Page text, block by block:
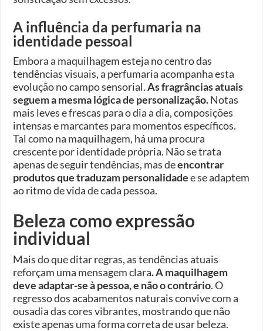
A influência da perfumaria na
identidade pessoal
Embora a maquilhagem esteja no centro das
tendências visuais, a perfumaria acompanha esta
evolução no campo sensorial.As fragrâncias atuais
seguem a mesma lógica de personalização.Notas
mais leves e frescas para o dia a dia, composições
intensas e marcantes para momentos específicos.
Tal como na maquilhagem, há uma procura
crescente por identidade própria. Não se trata
apenas de seguir tendências, mas deencontrar
produtos que traduzam personalidadee se adaptem
ao ritmo de vida de cada pessoa.
Beleza como expressão
individual
Mais do que ditar regras, as tendências atuais
reforçam uma mensagem clara. A maquilhagem
deve adaptar-se à pessoa, e não o contrário. O
regresso dos acabamentos naturais convive com a
ousadia das cores vibrantes, mostrando que não
existe apenas uma forma correta de usar beleza.